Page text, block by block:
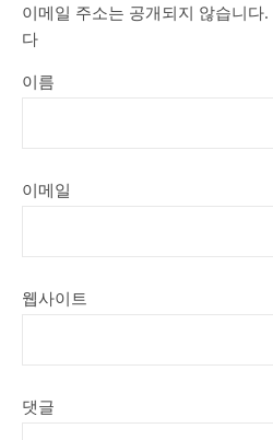
이메일 주소는 공개되지 않습니다.
다
이름
이메일
웹사이트
댓글